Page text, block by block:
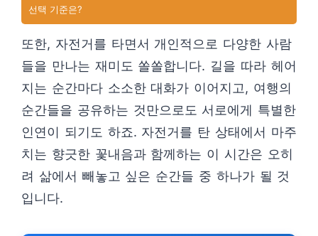
선택 기준은?
또한, 자전거를 타면서 개인적으로 다양한 사람
들을 만나는 재미도 쏠쏠합니다. 길을 따라 헤어
지는 순간마다 소소한 대화가 이어지고, 여행의
순간들을 공유하는 것만으로도 서로에게 특별한
인연이 되기도 하죠. 자전거를 탄 상태에서 마주
치는 향긋한 꽃내음과 함께하는 이 시간은 오히
려 삶에서 빼놓고 싶은 순간들 중 하나가 될 것
입니다.